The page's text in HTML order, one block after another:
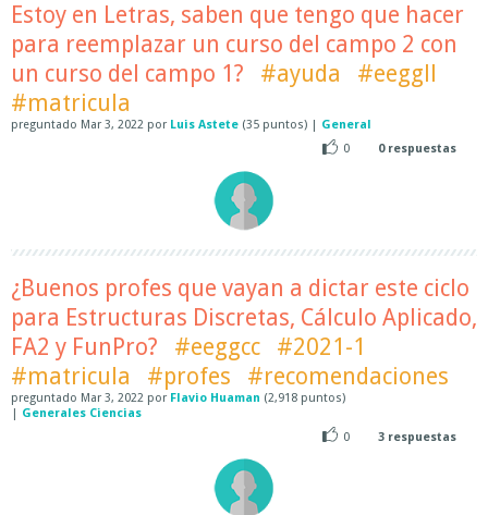
Estoy en Letras, saben que tengo que hacer
para reemplazar un curso del campo 2 con
un curso del campo 1?
#ayuda
#eeggll
#matricula
preguntado Mar 3, 2022 por Luis Astete (35 puntos) | General
0
0respuestas
¿Buenos profes que vayan a dictar este ciclo
para Estructuras Discretas, Cálculo Aplicado,
FA2 y FunPro?
#eeggcc
#2021-1
#matricula
#profes #recomendaciones
preguntado Mar 3, 2022 por Flavio Huaman (2,918 puntos)
| Generales Ciencias
0
3 respuestas